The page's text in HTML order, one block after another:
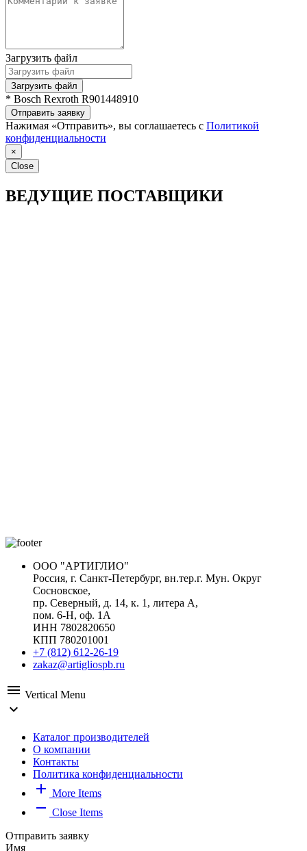
Загрузить файл
Загрузить файл
* Bosch Rexroth R901448910
Отправить заявку
Нажимая «Отправить», вы соглашаетесь с Политикой
конфиденциальности
×
Close
ВЕДУЩИЕ ПОСТАВЩИКИ
ООО "АРТИГЛИО"
Россия, г. Санкт-Петербург, вн.тер.г. Мун. Округ
Сосновское,
пр. Северный, д. 14, к. 1, литера А,
пом. 6-Н, оф. 1А
ИНН 7802820650
КПП 780201001
+7 (812) 612-26-19
zakaz@artigliospb.ru
menu Vertical Menu
expand_more
Каталог производителей
О компании
Контакты
Политика конфиденциальности
add More Items
remove Close Items
Отправить заявку
Имя